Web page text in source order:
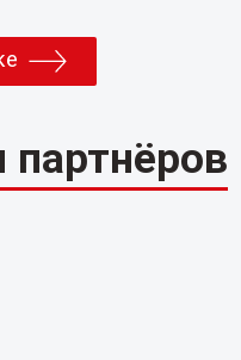
партнёров